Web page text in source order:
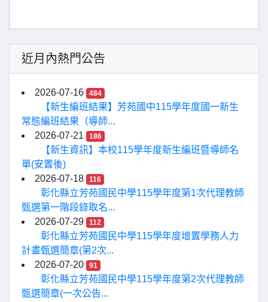
近月內熱門公告
2026-07-16 484
【新生編班結果】芳苑國中115學年度國一新生
常態編班結果（導師...
2026-07-21
186
【新生資訊】本校115學年度新生編班暨導師名
單(安置後)
2026-07-18
116
彰化縣立芳苑國民中學115學年度第1次代理教師
甄選第一階段錄取名...
2026-07-29
112
彰化縣立芳苑國民中學115學年度增置學務人力
計畫甄選簡章(第2次...
2026-07-20
91
彰化縣立芳苑國民中學115學年度第2次代理教師
甄選簡章(一次公告...